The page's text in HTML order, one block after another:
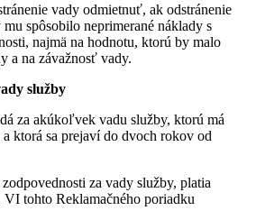
vady odmietnuť, ak odstránenie
spôsobilo neprimerané náklady s
najmä na hodnotu, ktorú by malo
a na závažnosť vady.
služby
za akúkoľvek vadu služby, ktorú má
ktorá sa prejaví do dvoch rokov od
za vady služby, platia
VI tohto Reklamačného poriadku